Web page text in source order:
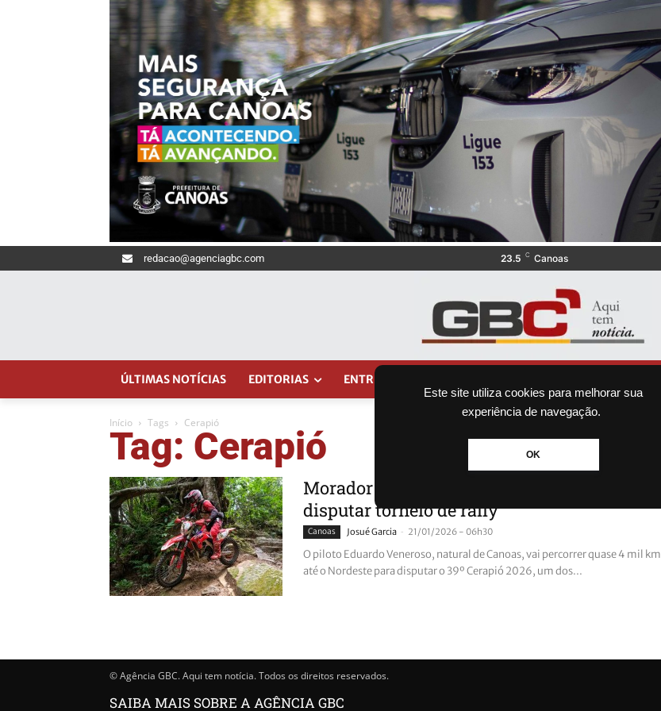
Este site utiliza cookies para melhorar sua
experiência de navegação.
OK
redacao@agenciagbc.com 23.5 C Canoas
ÚLTIMAS NOTÍCIAS EDITORIAS ENTRETENIMENTO
Início Tags Cerapió
Tag: Cerapió
Morador de Canoas atravessa o Brasil para
disputar torneio de rally
Canoas Josué Garcia - 21/01/2026 - 06h30
O piloto Eduardo Veneroso, natural de Canoas, vai percorrer quase 4 mil km
até o Nordeste para disputar o 39º Cerapió 2026, um dos...
© Agência GBC. Aqui tem notícia. Todos os direitos reservados.
SAIBA MAIS SOBRE A AGÊNCIA GBC